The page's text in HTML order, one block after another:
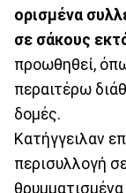
ορισμένα
σε σάκους
προωθηθεί,
περαιτέρω
δομές.
Κατήγγειλαν
περισυλλογή